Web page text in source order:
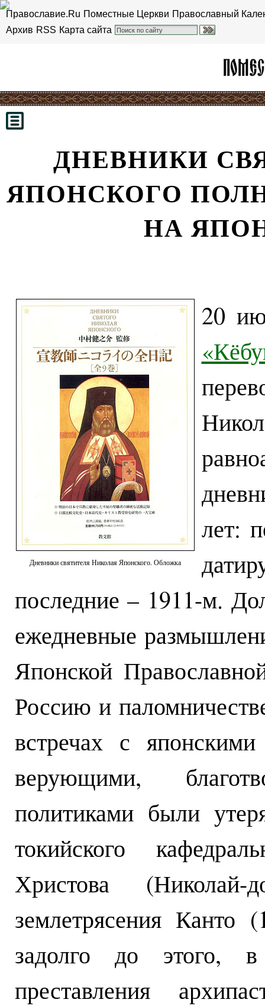
Православие.Ru Поместные Церкви Православный
Архив RSS Карта сайта
ДНЕВНИКИ
ЯПОНСКОГО
НА
Дневники святителя Николая Японского. Обложка
20
лет:
последние – 1911-м.
ежедневные
Японской
Россию и
встречах с
верующими,
политиками были
токийского
Христова
землетрясения Канто
задолго до этого,
преставления